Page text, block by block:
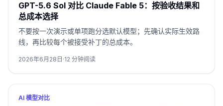
GPT-5.6 Sol 对比 Claude Fable 5：按验收结果和
总成本选择
不要按一次演示或单项跑分选默认模型；先确认实际生效路
线，再比较每个被接受补丁的总成本。
2026年6月28日 ·12 分钟阅读
AI 模型对比